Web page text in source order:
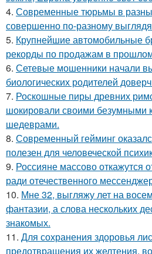
4. Современные тюрьмы в
совершенно по-разному
5. Крупнейшие автомобильные
рекорды по продажам в
6. Сетевые мошенники начали
биологических родителей
7. Роскошные пиры древних
шокировали своими безумными
шедеврами.
8. Современный гейминг
полезен для человеческой
9. Россияне массово откажутся
ради отечественного
10. Мне 32, выгляжу лет на
фантазии, а слова нескольких
знакомых.
11. Для сохранения здоровья
предотвращения их желтения,